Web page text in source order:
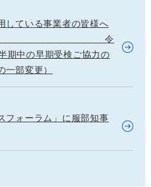
している事業者の皆様へ
期中の早期受検ご協力の
一部変更）
フォーラム」に服部知事